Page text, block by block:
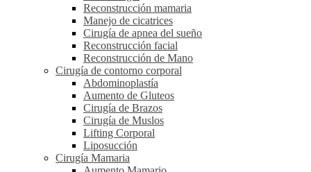
Reconstrucción mamaria
Manejo de cicatrices
Cirugía de apnea del sueño
Reconstrucción facial
Reconstrucción de Mano
Cirugía de contorno corporal
Abdominoplastía
Aumento de Gluteos
Cirugía de Brazos
Cirugía de Muslos
Lifting Corporal
Liposucción
Cirugía Mamaria